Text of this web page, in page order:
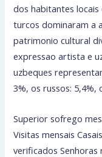
dos habitantes locais
turcos dominaram a
patrimonio cultural
expressao artista e
uzbeques
3%, os russos: 5,4%,
Superior sofrego
Visitas mensais
verificados